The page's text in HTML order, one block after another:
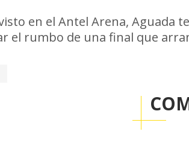
en el Antel Arena, Aguada
el rumbo de una final que